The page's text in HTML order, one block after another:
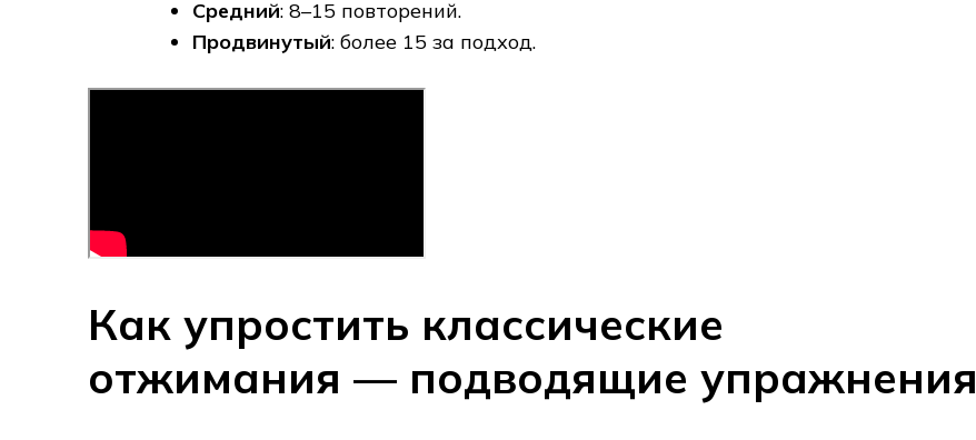
Средний: 8–15 повторений.
Продвинутый: более 15 за подход.
Как упростить классические
отжимания — подводящие упражнения